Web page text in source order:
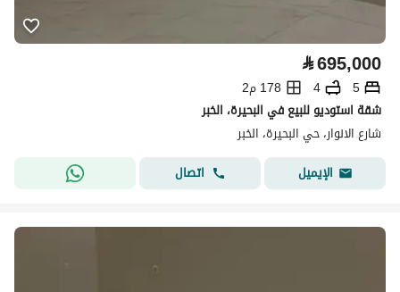
⃁695,000
5
4
178 م2
شقة استوديو للبيع في البحيرة، الخبر
شارع الانوار، حي البحيرة، الخبر
الإيميل
اتصال